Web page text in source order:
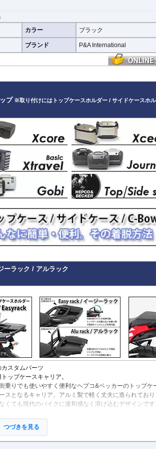
カラー ブラック
ブランド P&A International
プ ※取り付けにはトップケースホルダー / サイドケースホ
ーラック / アルラック
スタムパーツ
ップケースキャリア。
乗りでも使いやすく便利なヘプコ&ベッカーのトップケ
スとなるキャリア。アルミ製で軽く丈夫に造られてお
くても現代のバイクに違和感なく溶け込むデザインで
ーをラインナップ。
ーのトップケース
部分)が、折りたたみタイプと固定タイプの2種類をライ
つづきを見る